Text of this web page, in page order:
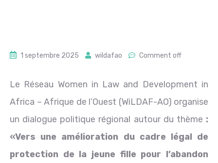
1 septembre 2025 wildafao Comment off
Le Réseau Women in Law and Development in
Africa – Afrique de l’Ouest (WiLDAF-AO) organise
un dialogue politique régional autour du thème :
«Vers une amélioration du cadre légal de
protection de la jeune fille pour l’abandon